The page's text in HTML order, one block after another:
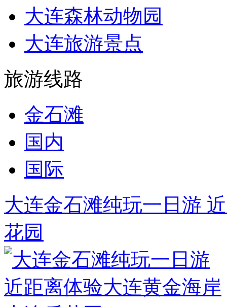
大连森林动物园
大连旅游景点
旅游线路
金石滩
国内
国际
大连金石滩纯玩一日游
花园